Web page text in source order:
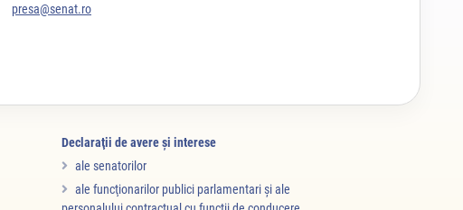
presa@senat.ro
Declaraţii de avere şi interese
ale senatorilor
ale funcţionarilor publici parlamentari şi ale